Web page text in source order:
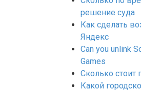
решение суда
Как сделать
Яндекс
Can you unlink
Games
Сколько стоит
Какой